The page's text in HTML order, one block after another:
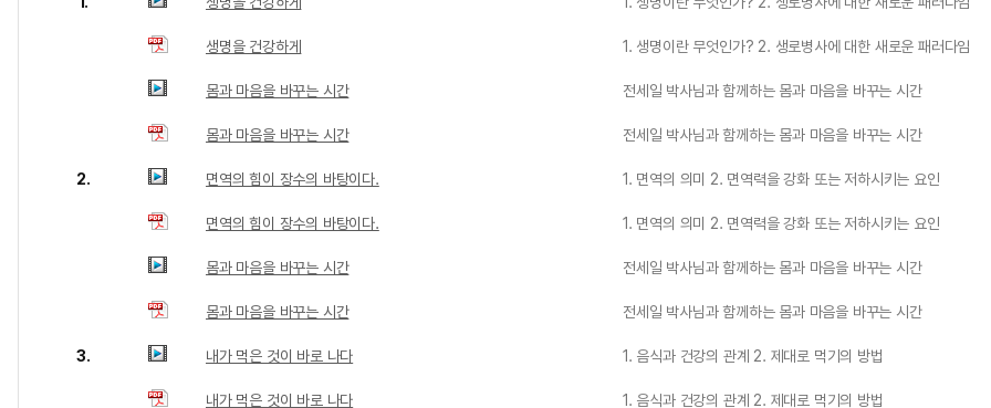
생명을 건강하게 1. 생명이란 무엇인가? 2. 생로병사에 대한 새로운 패러다임
몸과 마음을 바꾸는 시간 전세일 박사님과 함께하는 몸과 마음을 바꾸는 시간
몸과 마음을 바꾸는 시간 전세일 박사님과 함께하는 몸과 마음을 바꾸는 시간
2. 면역의 힘이 장수의 바탕이다. 1. 면역의 의미 2. 면역력을 강화 또는 저하시키는 요인
면역의 힘이 장수의 바탕이다. 1. 면역의 의미 2. 면역력을 강화 또는 저하시키는 요인
몸과 마음을 바꾸는 시간 전세일 박사님과 함께하는 몸과 마음을 바꾸는 시간
몸과 마음을 바꾸는 시간 전세일 박사님과 함께하는 몸과 마음을 바꾸는 시간
3. 내가 먹은 것이 바로 나다 1. 음식과 건강의 관계 2. 제대로 먹기의 방법
내가 먹은 것이 바로 나다 1. 음식과 건강의 관계 2. 제대로 먹기의 방법